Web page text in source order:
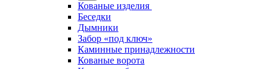
Кованые изделия
Беседки
Дымники
Забор «под ключ»
Каминные принадлежности
Кованые ворота